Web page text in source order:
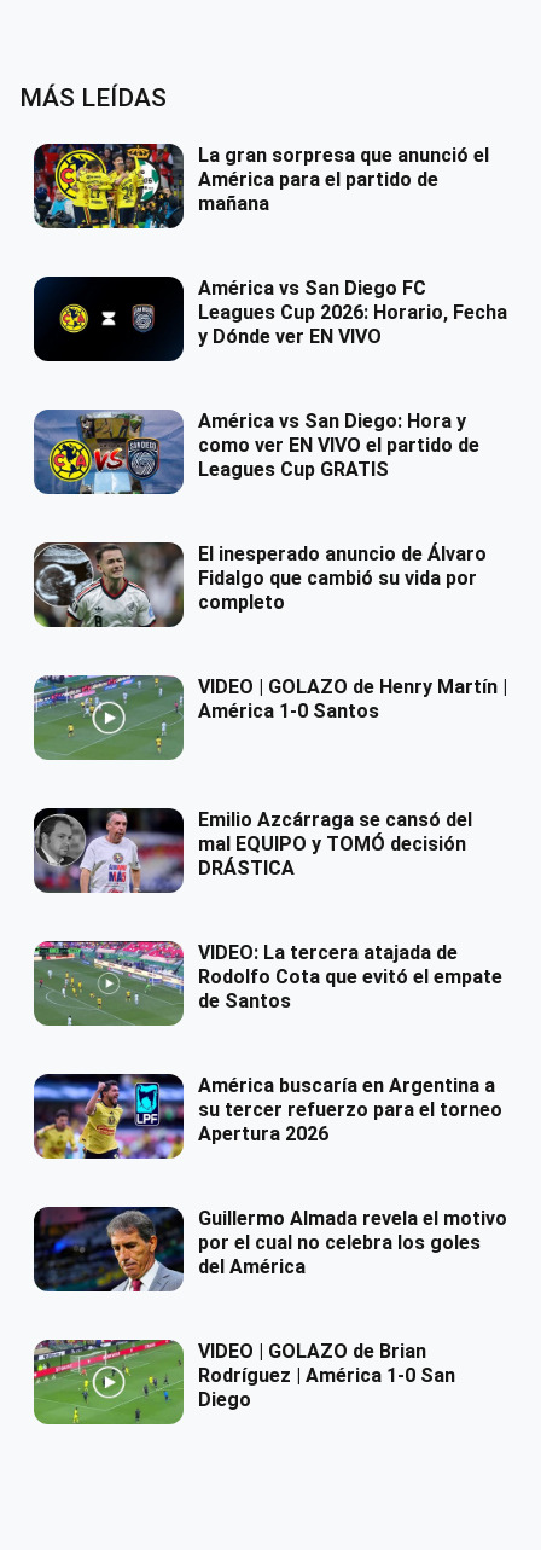
MÁS LEÍDAS
La gran sorpresa que anunció el
América para el partido de
mañana
América vs San Diego FC
Leagues Cup 2026: Horario, Fecha
y Dónde ver EN VIVO
América vs San Diego: Hora y
como ver EN VIVO el partido de
Leagues Cup GRATIS
El inesperado anuncio de Álvaro
Fidalgo que cambió su vida por
completo
VIDEO | GOLAZO de Henry Martín |
América 1-0 Santos
Emilio Azcárraga se cansó del
mal EQUIPO y TOMÓ decisión
DRÁSTICA
VIDEO: La tercera atajada de
Rodolfo Cota que evitó el empate
de Santos
América buscaría en Argentina a
su tercer refuerzo para el torneo
Apertura 2026
Guillermo Almada revela el motivo
por el cual no celebra los goles
del América
VIDEO | GOLAZO de Brian
Rodríguez | América 1-0 San
Diego